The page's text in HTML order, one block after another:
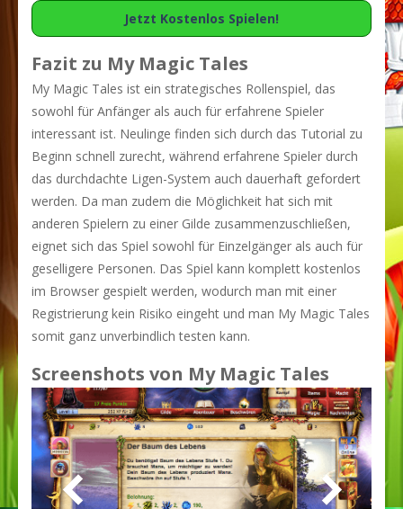
Jetzt Kostenlos Spielen!
Fazit zu My Magic Tales
My Magic Tales ist ein strategisches Rollenspiel, das
sowohl für Anfänger als auch für erfahrene Spieler
interessant ist. Neulinge finden sich durch das Tutorial zu
Beginn schnell zurecht, während erfahrene Spieler durch
das durchdachte Ligen-System auch dauerhaft gefordert
werden. Da man zudem die Möglichkeit hat sich mit
anderen Spielern zu einer Gilde zusammenzuschließen,
eignet sich das Spiel sowohl für Einzelgänger als auch für
geselligere Personen. Das Spiel kann komplett kostenlos
im Browser gespielt werden, wodurch man mit einer
Registrierung kein Risiko eingeht und man My Magic Tales
somit ganz unverbindlich testen kann.
Screenshots von My Magic Tales